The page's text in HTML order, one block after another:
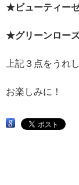
★ビューティー
★グリーンロー
上記３点をうれ
お楽しみに！